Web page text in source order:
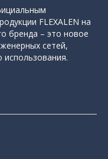
FLEXALEN на
бренда – это новое
сетей,
использования.